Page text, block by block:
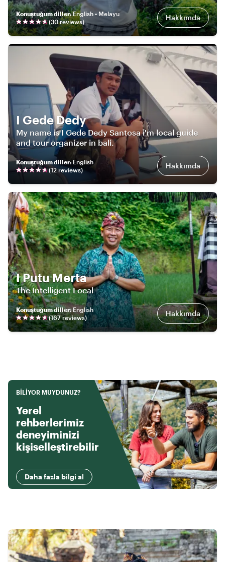
Konuştuğum diller:English • Melayu
(30reviews) Hakkımda
I Gede Dedy
My name is I Gede Dedy Santosa i'm local guide
and tour organizer in bali.
Konuştuğum diller: English
(12 reviews) Hakkımda
I Putu Merta
The Intelligent Local
Konuştuğum diller: English
(167reviews) Hakkımda
BILIYOR MUYDUNUZ?
Yerel
rehberlerimiz
deneyiminizi
kişiselleştirebilir
Daha fazla bilgi al